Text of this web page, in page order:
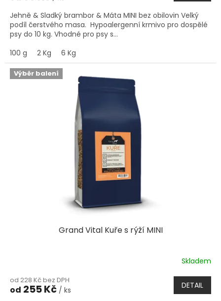
z
5
hvězdiček.
Jehně & Sladký brambor & Máta MINI bez obilovin Velký
podíl čerstvého masa. Hypoalergenní krmivo pro dospělé
psy do 10 kg. Vhodné pro psy s...
100 g
2 Kg 6 Kg
Výběr balení
Grand Vital Kuře s rýží MINI
Skladem
od 228 Kč bez DPH
od 255 Kč / ks DETAIL